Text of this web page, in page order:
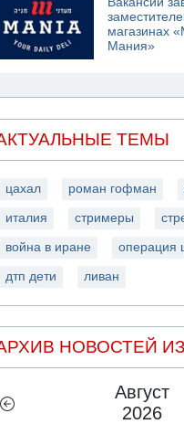
магазинах
Мания»
ТЕМЫ
цахал роман гофман
италия стримеры
война в иране операция
дтп дети ливан
НОВОСТЕЙ
Август
2026